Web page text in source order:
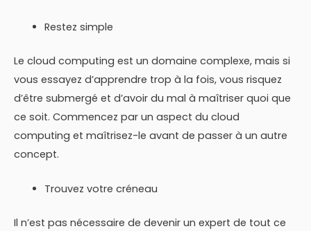
Restez simple
Le cloud computing est un domaine complexe, mais si
vous essayez d’apprendre trop à la fois, vous risquez
d’être submergé et d’avoir du mal à maîtriser quoi que
ce soit. Commencez par un aspect du cloud
computing et maîtrisez-le avant de passer à un autre
concept.
Trouvez votre créneau
Il n’est pas nécessaire de devenir un expert de tout ce